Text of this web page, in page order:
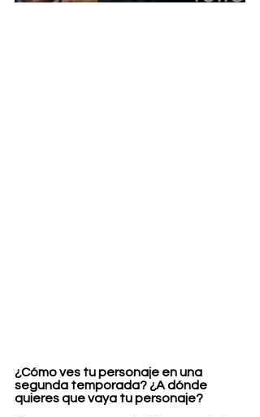
¿Cómo ves tu personaje en una
segunda temporada? ¿A dónde
quieres que vaya tu personaje?